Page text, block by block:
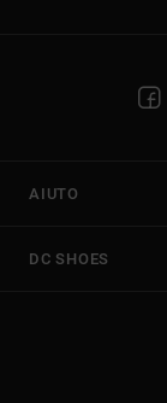
AIUTO
DC SHOES